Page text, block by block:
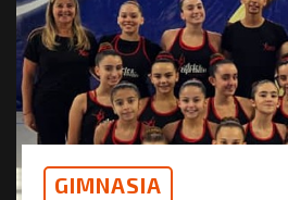
GIMNASIA